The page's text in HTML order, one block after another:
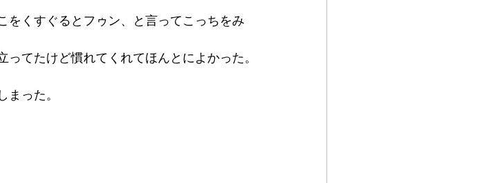
をくすぐるとフゥン、と言ってこっちをみ
てたけど慣れてくれてほんとによかった。
った。